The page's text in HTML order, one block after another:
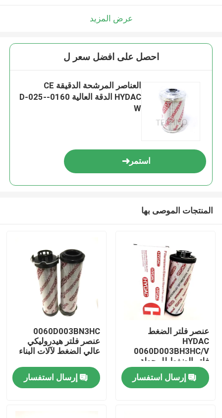
عرض المزيد
احصل على افضل سعر ل
العناصر المرشحة الدقيقة CE
HYDAC الدقة العالية 0160-D-025-
W
استمر
المنتجات الموصى بها
عنصر فلتر الضغط
HYDAC
0060D003BH3HC/V
فلتر الضغط للمحطة
الهيدروليكية
إرسال استفسار
0060D003BN3HC
عنصر فلتر هيدروليكي
عالي الضغط لآلات البناء
إرسال استفسار